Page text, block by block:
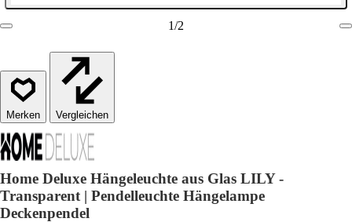
1/2
Vergleichen
Home Deluxe Hängeleuchte aus Glas LILY -
Transparent | Pendelleuchte Hängelampe
Deckenpendel